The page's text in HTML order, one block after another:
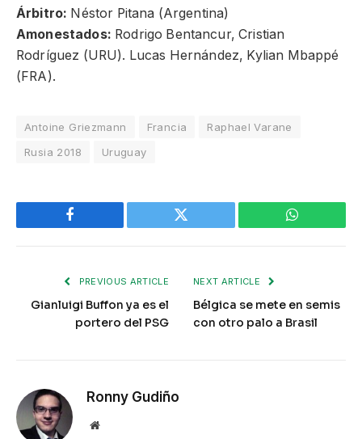
Árbitro: Néstor Pitana (Argentina)
Amonestados: Rodrigo Bentancur, Cristian
Rodríguez (URU). Lucas Hernández, Kylian Mbappé
(FRA).
Antoine Griezmann Francia
Raphael Varane
Rusia 2018
Uruguay
Facebook Twitter WhatsApp
PREVIOUS ARTICLE
Gianluigi Buffon ya es el
portero del PSG
NEXT ARTICLE
Bélgica se mete en semis
con otro palo a Brasil
Ronny Gudiño
Website